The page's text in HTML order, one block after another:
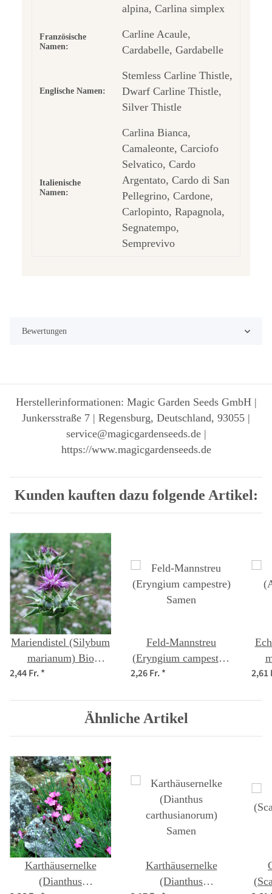
alpina, Carlina simplex
Französische
Namen:
Carline Acaule,
Cardabelle, Gardabelle
Englische Namen:
Stemless Carline Thistle,
Dwarf Carline Thistle,
Silver Thistle
Italienische
Namen:
Carlina Bianca,
Camaleonte, Carciofo
Selvatico, Cardo
Argentato, Cardo di San
Pellegrino, Cardone,
Carlopinto, Rapagnola,
Segnatempo,
Semprevivo
Bewertungen
Herstellerinformationen: Magic Garden Seeds GmbH |
Junkersstraße 7 | Regensburg, Deutschland, 93055 |
service@magicgardenseeds.de |
https://www.magicgardenseeds.de
Kunden kauften dazu folgende Artikel:
Mariendistel (Silybum
marianum) Bio
Saatgut
2,44 Fr.*
Feld-Mannstreu
(Eryngium campestre)
2,26 Fr.* 2,61
Ähnliche Artikel
Karthäusernelke
(Dianthus
Karthäusernelke
(Dianthus